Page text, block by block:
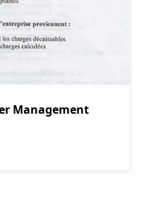
Management